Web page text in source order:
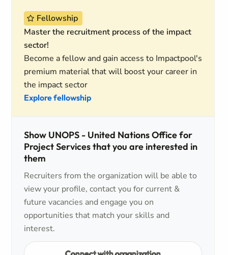
Fellowship
Master the recruitment process of the impact
sector!
Become a fellow and gain access to Impactpool's
premium material that will boost your career in
the impact sector
Explore fellowship
Show UNOPS - United Nations Office for
Project Services that you are interested in
them
Recruiters from the organization will be able to
view your profile, contact you for current &
future vacancies and engage you on
opportunities that match your skills and
interest.